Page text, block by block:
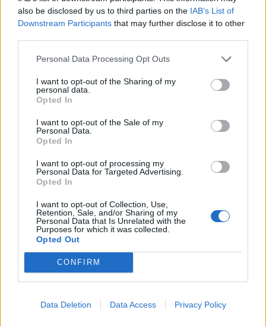
also be disclosed by us to third parties on the IAB’s List of
Downstream Participants that may further disclose it to other
Personal Data Processing Opt Outs
I want to opt-out of the Sharing of my
personal data.
Opted In
I want to opt-out of the Sale of my
Personal Data.
Opted In
I want to opt-out of processing my
Personal Data for Targeted Advertising.
Opted In
I want to opt-out of Collection, Use,
Retention, Sale, and/or Sharing of my
Personal Data that Is Unrelated with the
Purposes for which it was collected.
Opted Out
CONFIRM
Data Deletion Data Access Privacy Policy
Los mejores canales de Youtube según
nuestra audiencia. ¡Participa!
quieras
¿Qué día crearías tu?
Calendarios
Calendario Laboral por municipios
Calendario Laboral (España) 2026
Calendario Astronómico de 2026
Calendario Lunar
Calendario de Días Internacionales de
2027